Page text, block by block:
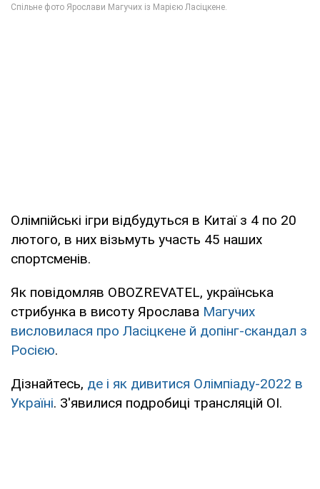
Олімпійські ігри відбудуться в Китаї з 4 по 20
лютого, в них візьмуть участь 45 наших
спортсменів.
Як повідомляв OBOZREVATEL, українська
стрибунка в висоту Ярослава Магучих
висловилася про Ласіцкене й допінг-скандал з
Росією.
Дізнайтесь, де і як дивитися Олімпіаду-2022 в
Україні. З'явилися подробиці трансляцій ОІ.